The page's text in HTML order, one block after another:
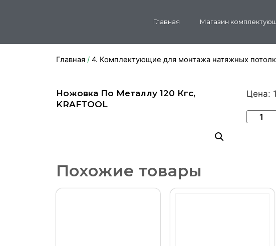
Главная Магазин
Главная / 4. Комплектующие для монтажа натяжных
Ножовка По Металлу 120 Кгс,
KRAFTOOL
Цена:
Похожие товары